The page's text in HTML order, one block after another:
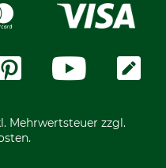
Mehrwertsteuer zzgl.